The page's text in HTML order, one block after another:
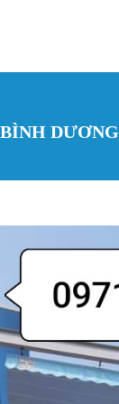
DƯƠNG